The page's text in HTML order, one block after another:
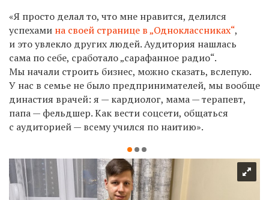
«Я просто делал то, что мне нравится, делился
успехами на своей странице в „Одноклассниках“,
и это увлекло других людей. Аудитория нашлась
сама по себе, сработало „сарафанное радио“.
Мы начали строить бизнес, можно сказать, вслепую.
У нас в семье не было предпринимателей, мы вообще
династия врачей: я — кардиолог, мама — терапевт,
папа — фельдшер. Как вести соцсети, общаться
с аудиторией — всему учился по наитию».